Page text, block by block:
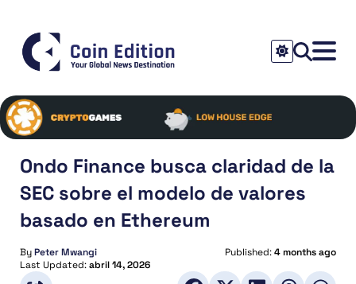
Ondo Finance busca claridad de la
SEC sobre el modelo de valores
basado en Ethereum
ByPeter Mwangi Published:4 months ago
Last Updated:abril 14, 2026